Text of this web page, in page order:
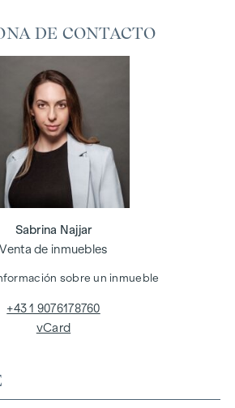
DE CONTACTO
Sabrina Najjar
Venta de inmuebles
sobre un inmueble
+43 1 9076178760
vCard